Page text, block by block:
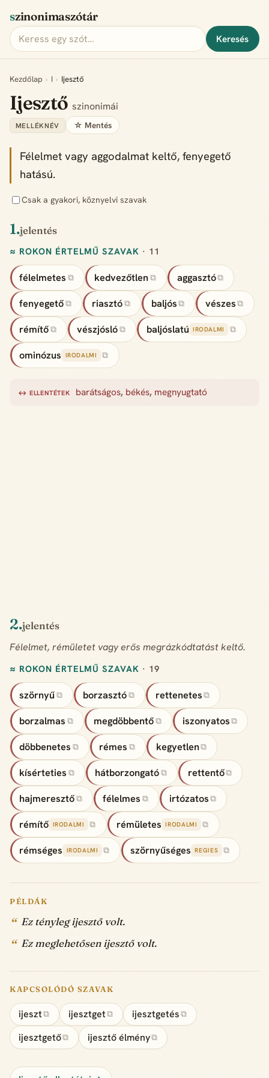
szinonimaszótár
Keresés
Kezdőlap › I › Ijesztő
Ijesztő szinonimái
MELLÉKNÉV ☆ Mentés
Félelmet vagy aggodalmat keltő, fenyegető
hatású.
Csak a gyakori, köznyelvi szavak
1.jelentés
≈ ROKON ÉRTELMŰ SZAVAK · 11
félelmetes ⧉ kedvezőtlen ⧉ aggasztó⧉
fenyegető ⧉ riasztó ⧉ baljós ⧉ vészes ⧉
rémítő ⧉ vészjósló ⧉ baljóslatú IRODALMI ⧉
ominózus IRODALMI ⧉
↔ ELLENTÉTEK barátságos, békés, megnyugtató
2.jelentés
Félelmet, rémületet vagy erős megrázkódtatást keltő.
≈ ROKON ÉRTELMŰ SZAVAK · 19
szörnyű ⧉ borzasztó ⧉ rettenetes ⧉
borzalmas ⧉ megdöbbentő ⧉ iszonyatos ⧉
döbbenetes ⧉ rémes ⧉ kegyetlen⧉
kísérteties ⧉ hátborzongató ⧉ rettentő⧉
hajmeresztő ⧉ félelmes ⧉ irtózatos ⧉
rémítő IRODALMI ⧉ rémületes IRODALMI ⧉
rémséges IRODALMI ⧉ szörnyűséges REGIES ⧉
PÉLDÁK
Ez tényleg ijesztő volt.
Ez meglehetősen ijesztő volt.
KAPCSOLÓDÓ SZAVAK
ijeszt ⧉ ijesztget ⧉ ijesztgetés ⧉
ijesztgető⧉ ijesztő élmény⧉